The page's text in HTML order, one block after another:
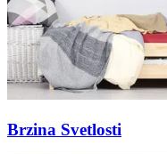
Brzina Svetlosti